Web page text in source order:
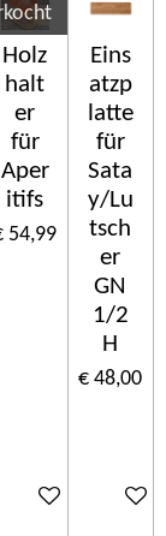
Holz
halt
er
für
Aper
itifs
54,99
Uitverkocht
Eins
atzp
latte
für
Sata
y/Lu
tsch
er
GN
1/2
H
€ 48,00
In